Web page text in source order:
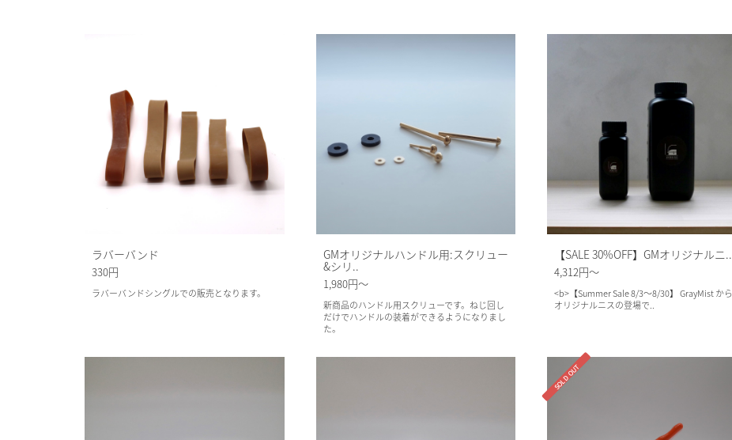
ラバーバンド
330円
ラバーバンドシングルでの販売となります。
GMオリジナルハンドル用:スクリュー
&シリ..
1,980円～
新商品のハンドル用スクリューです。ねじ回し
だけでハンドルの装着ができるようになりまし
た。
【SALE 30%OFF】GMオリジナルニ..
4,312円～
<b>【Summer Sale 8/3～8/30】 GrayMist から
オリジナルニスの登場で..
SOLD OUT